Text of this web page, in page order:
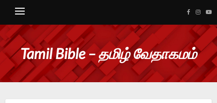
Tamil Bible – தமிழ் வேதாகமம்